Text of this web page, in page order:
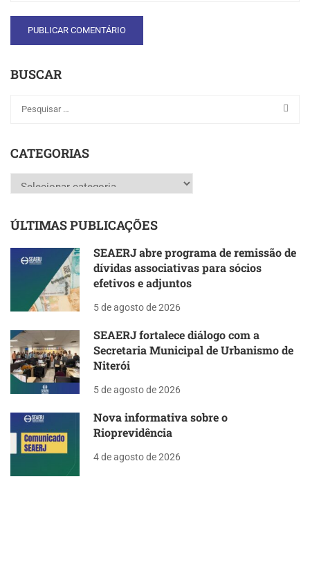
BUSCAR
CATEGORIAS
Categorias
ÚLTIMAS PUBLICAÇÕES
SEAERJ abre programa de remissão de
dívidas associativas para sócios
efetivos e adjuntos
5 de agosto de 2026
SEAERJ fortalece diálogo com a
Secretaria Municipal de Urbanismo de
Niterói
5 de agosto de 2026
Nova informativa sobre o
Rioprevidência
4 de agosto de 2026